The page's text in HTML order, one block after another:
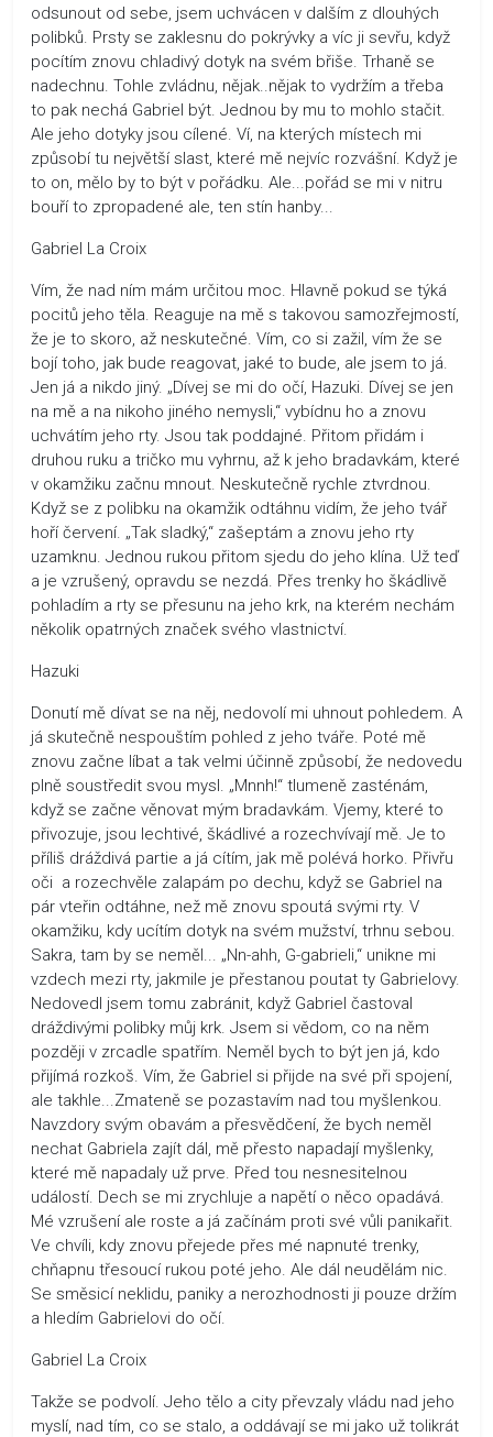
odsunout od sebe, jsem uchvácen v dalším z dlouhých
polibků. Prsty se zaklesnu do pokrývky a víc ji sevřu, když
pocítím znovu chladivý dotyk na svém břiše. Trhaně se
nadechnu. Tohle zvládnu, nějak..nějak to vydržím a třeba
to pak nechá Gabriel být. Jednou by mu to mohlo stačit.
Ale jeho dotyky jsou cílené. Ví, na kterých místech mi
způsobí tu největší slast, které mě nejvíc rozvášní. Když je
to on, mělo by to být v pořádku. Ale...pořád se mi v nitru
bouří to zpropadené ale, ten stín hanby...
Gabriel La Croix
Vím, že nad ním mám určitou moc. Hlavně pokud se týká
pocitů jeho těla. Reaguje na mě s takovou samozřejmostí,
že je to skoro, až neskutečné. Vím, co si zažil, vím že se
bojí toho, jak bude reagovat, jaké to bude, ale jsem to já.
Jen já a nikdo jiný. „Dívej se mi do očí, Hazuki. Dívej se jen
na mě a na nikoho jiného nemysli,“ vybídnu ho a znovu
uchvátím jeho rty. Jsou tak poddajné. Přitom přidám i
druhou ruku a tričko mu vyhrnu, až k jeho bradavkám, které
v okamžiku začnu mnout. Neskutečně rychle ztvrdnou.
Když se z polibku na okamžik odtáhnu vidím, že jeho tvář
hoří červení. „Tak sladký,“ zašeptám a znovu jeho rty
uzamknu. Jednou rukou přitom sjedu do jeho klína. Už teď
a je vzrušený, opravdu se nezdá. Přes trenky ho škádlivě
pohladím a rty se přesunu na jeho krk, na kterém nechám
několik opatrných značek svého vlastnictví.
Hazuki
Donutí mě dívat se na něj, nedovolí mi uhnout pohledem. A
já skutečně nespouštím pohled z jeho tváře. Poté mě
znovu začne líbat a tak velmi účinně způsobí, že nedovedu
plně soustředit svou mysl. „Mnnh!“ tlumeně zasténám,
když se začne věnovat mým bradavkám. Vjemy, které to
přivozuje, jsou lechtivé, škádlivé a rozechvívají mě. Je to
příliš dráždivá partie a já cítím, jak mě polévá horko. Přivřu
oči a rozechvěle zalapám po dechu, když se Gabriel na
pár vteřin odtáhne, než mě znovu spoutá svými rty. V
okamžiku, kdy ucítím dotyk na svém mužství, trhnu sebou.
Sakra, tam by se neměl... „Nn-ahh, G-gabrieli,“ unikne mi
vzdech mezi rty, jakmile je přestanou poutat ty Gabrielovy.
Nedovedl jsem tomu zabránit, když Gabriel častoval
dráždivými polibky můj krk. Jsem si vědom, co na něm
později v zrcadle spatřím. Neměl bych to být jen já, kdo
přijímá rozkoš. Vím, že Gabriel si přijde na své při spojení,
ale takhle...Zmateně se pozastavím nad tou myšlenkou.
Navzdory svým obavám a přesvědčení, že bych neměl
nechat Gabriela zajít dál, mě přesto napadají myšlenky,
které mě napadaly už prve. Před tou nesnesitelnou
událostí. Dech se mi zrychluje a napětí o něco opadává.
Mé vzrušení ale roste a já začínám proti své vůli panikařit.
Ve chvíli, kdy znovu přejede přes mé napnuté trenky,
chňapnu třesoucí rukou poté jeho. Ale dál neudělám nic.
Se směsicí neklidu, paniky a nerozhodnosti ji pouze držím
a hledím Gabrielovi do očí.
Gabriel La Croix
Takže se podvolí. Jeho tělo a city převzaly vládu nad jeho
myslí, nad tím, co se stalo, a oddávají se mi jako už tolikrát